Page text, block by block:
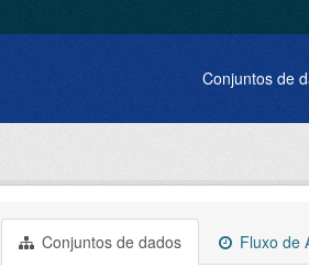
Conjuntos de
Conjuntos de dados Fluxo de